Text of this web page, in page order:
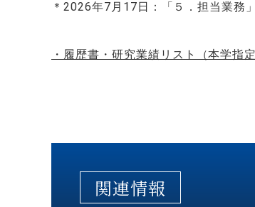
＊2026年7月17日：「５．担当業務
・履歴書・研究業績リスト（本学指定
関連情報